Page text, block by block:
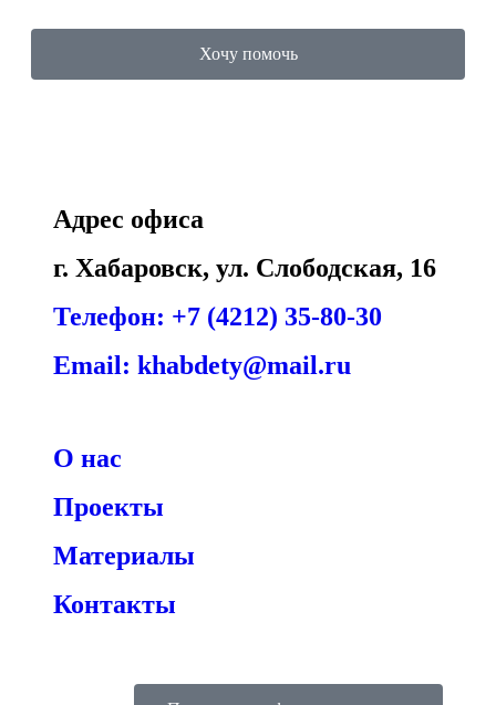
Хочу помочь
Адрес офиса
г. Хабаровск, ул. Слободская, 16
Телефон: +7 (4212) 35-80-30
Email: khabdety@mail.ru
О нас
Проекты
Материалы
Контакты